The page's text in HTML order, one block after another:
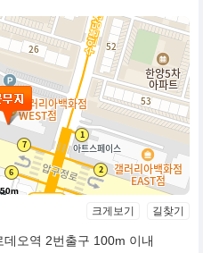
50m
크게보기 길찾기
오역 2번출구 100m 이내